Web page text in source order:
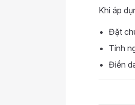
Khi áp
Đặt
Tính
Điền